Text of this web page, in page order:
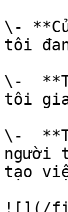
\-
tôi
\-
tôi
\-
người
tạo
![](/